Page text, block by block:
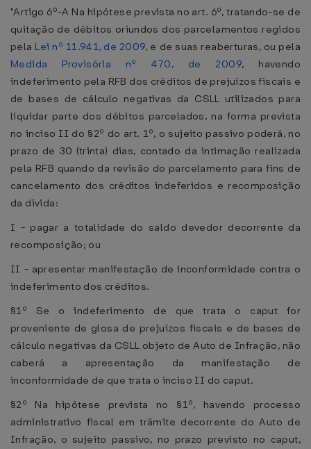
"Artigo 6º-A Na hipótese prevista no art. 6º, tratando-se de
quitação de débitos oriundos dos parcelamentos regidos
pela Lei nº 11.941, de 2009, e de suas reaberturas, ou pela
Medida Provisória nº 470, de 2009, havendo
indeferimento pela RFB dos créditos de prejuízos fiscais e
de bases de cálculo negativas da CSLL utilizados para
liquidar parte dos débitos parcelados, na forma prevista
no inciso II do §2º do art. 1º, o sujeito passivo poderá, no
prazo de 30 (trinta) dias, contado da intimação realizada
pela RFB quando da revisão do parcelamento para fins de
cancelamento dos créditos indeferidos e recomposição
da dívida:
I - pagar a totalidade do saldo devedor decorrente da
recomposição; ou
II - apresentar manifestação de inconformidade contra o
indeferimento dos créditos.
§1º Se o indeferimento de que trata o caput for
proveniente de glosa de prejuízos fiscais e de bases de
cálculo negativas da CSLL objeto de Auto de Infração, não
caberá a apresentação da manifestação de
inconformidade de que trata o inciso II do caput.
§2º Na hipótese prevista no §1º, havendo processo
administrativo fiscal em trâmite decorrente do Auto de
Infração, o sujeito passivo, no prazo previsto no caput,